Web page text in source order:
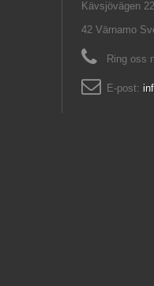
Kävsjövägen
42 Värnamo
Ring oss
E-post: